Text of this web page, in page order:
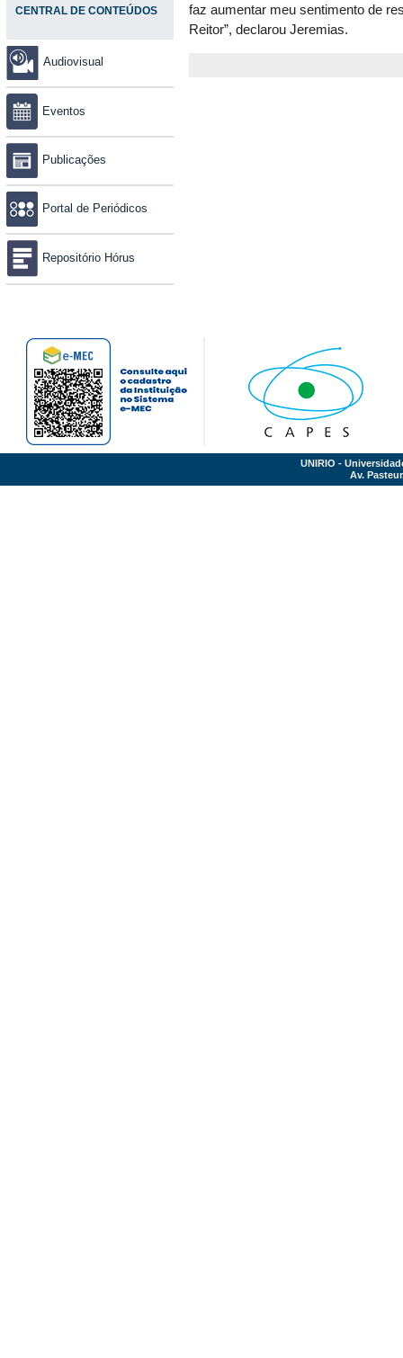
CENTRAL DE CONTEÚDOS
Audiovisual
Eventos
Publicações
Portal de Periódicos
Repositório Hórus
faz aumentar meu sentimento de
Reitor”, declarou Jeremias.
UNIRIO -
Av.